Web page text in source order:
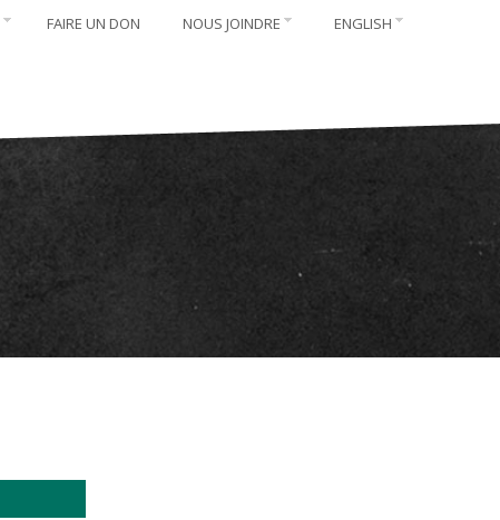
FAIRE UN DON NOUS JOINDRE ENGLISH